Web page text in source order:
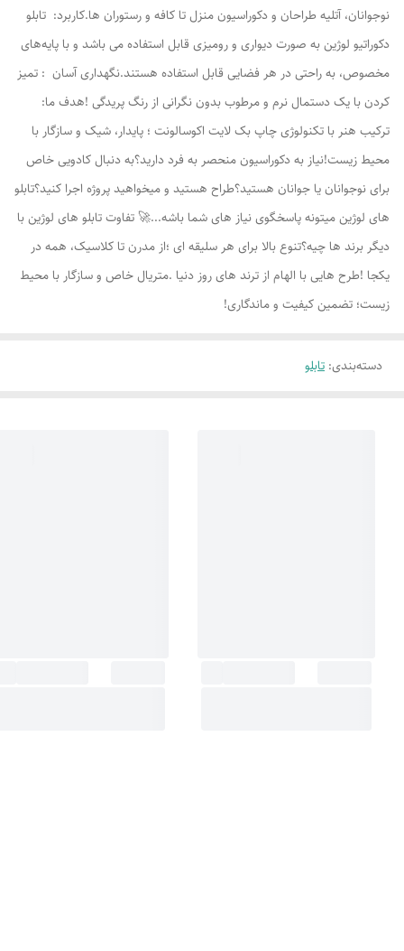
نوجوانان، آتلیه طراحان و دکوراسیون منزل تا کافه و رستوران ها.کاربرد: تابلو
دکوراتیو لوژین به صورت دیواری و رومیزی قابل استفاده می باشد و با پایه‌های
مخصوص، به راحتی در هر فضایی قابل استفاده هستند.نگهداری آسان : تمیز
کردن با یک دستمال نرم و مرطوب بدون نگرانی از رنگ پریدگی !هدف ما:
ترکیب هنر با تکنولوژی چاپ بک لایت اکوسالونت ؛ پایدار، شیک و سازگار با
محیط زیست!نیاز به دکوراسیون منحصر به فرد دارید؟به دنبال کادویی خاص
برای نوجوانان یا جوانان هستید؟طراح هستید و میخواهید پروژه اجرا کنید؟تابلو
های لوژين میتونه پاسخگوی نیاز های شما باشه...🚀 تفاوت تابلو های لوژين با
دیگر برند ها چیه؟تنوع بالا برای هر سلیقه ای ؛از مدرن تا کلاسیک، همه در
یکجا !طرح هایی با الهام از ترند های روز دنیا .متریال خاص و سازگار با محیط
زیست؛ تضمین کیفیت و ماندگاری!
دسته‌بندی: تابلو